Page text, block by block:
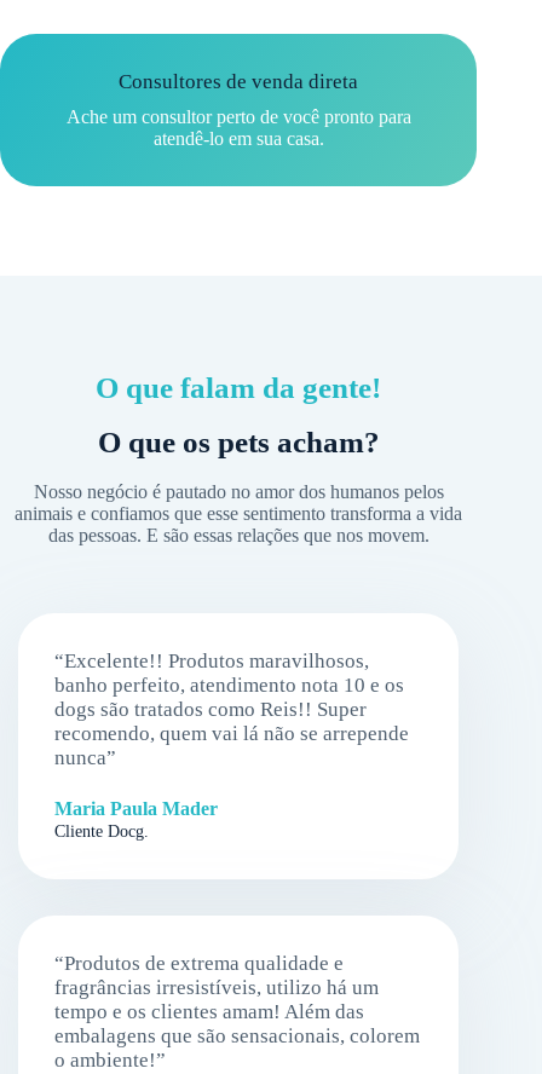
Consultores de venda direta​
Ache um consultor perto de você pronto para
atendê-lo em sua casa.
O que falam da gente!
O que os pets acham?
Nosso negócio é pautado no amor dos humanos pelos
animais e confiamos que esse sentimento transforma a vida
das pessoas. E são essas relações que nos movem.
“Excelente!! Produtos maravilhosos,
banho perfeito, atendimento nota 10 e os
dogs são tratados como Reis!! Super
recomendo, quem vai lá não se arrepende
nunca”
Maria Paula Mader
Cliente Docg.
“Produtos de extrema qualidade e
fragrâncias irresistíveis, utilizo há um
tempo e os clientes amam! Além das
embalagens que são sensacionais, colorem
o ambiente!”